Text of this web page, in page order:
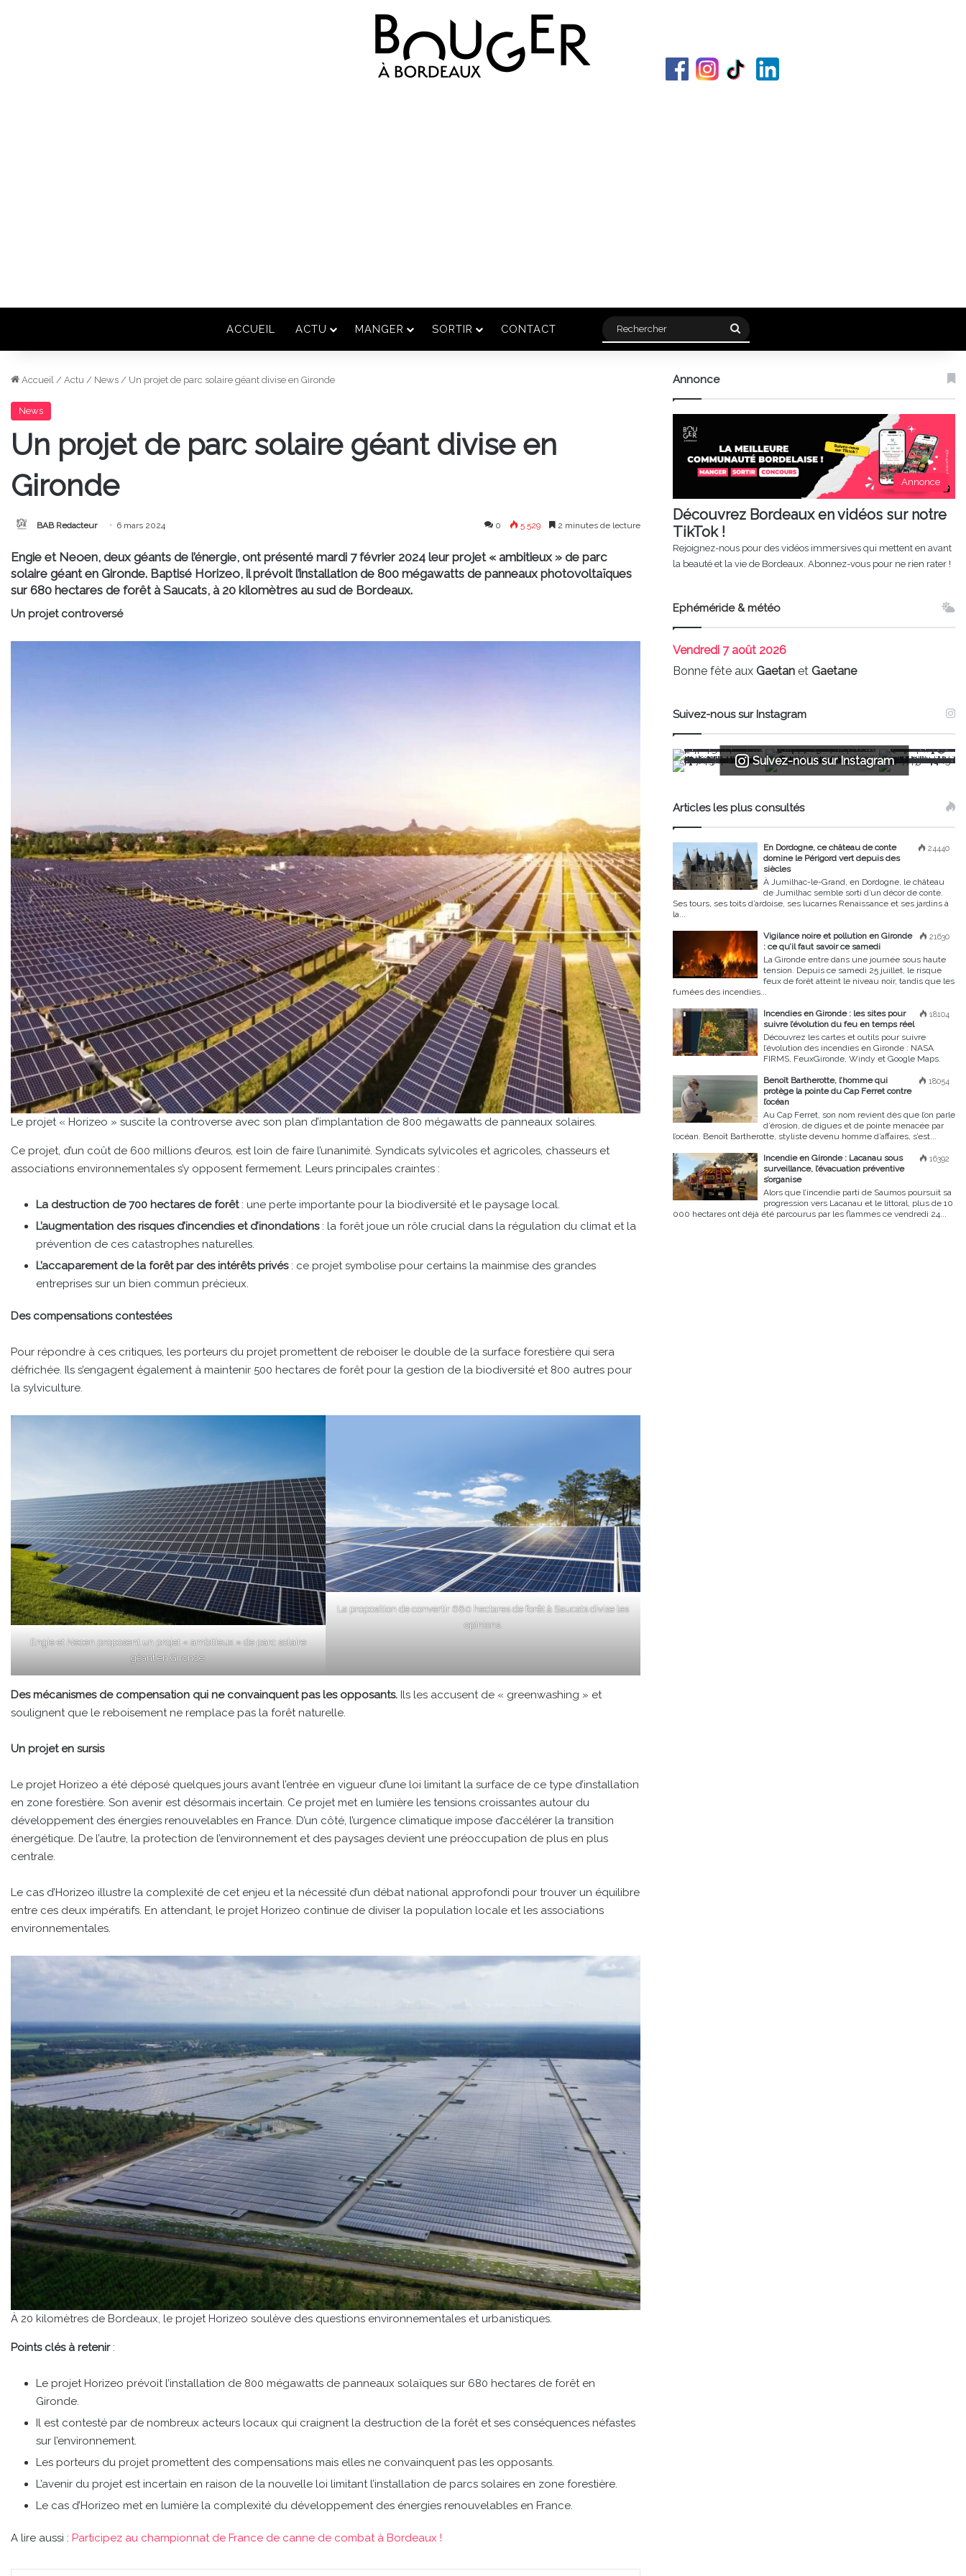
ACCUEIL ACTU MANGER SORTIR CONTACT Rechercher
Accueil / Actu / News / Un projet de parc solaire géant divise en Gironde
News
Un projet de parc solaire géant divise en
Gironde
BAB Redacteur 6 mars 2024 0 5 529 2 minutes de lecture
Engie et Neoen, deux géants de l’énergie, ont présenté mardi 7 février 2024 leur projet « ambitieux » de parc
solaire géant en Gironde. Baptisé Horizeo, il prévoit l’installation de 800 mégawatts de panneaux photovoltaïques
sur 680 hectares de forêt à Saucats, à 20 kilomètres au sud de Bordeaux.
Un projet controversé
Le projet « Horizeo » suscite la controverse avec son plan d’implantation de 800 mégawatts de panneaux solaires.
Ce projet, d’un coût de 600 millions d’euros, est loin de faire l’unanimité. Syndicats sylvicoles et agricoles, chasseurs et
associations environnementales s’y opposent fermement. Leurs principales craintes :
La destruction de 700 hectares de forêt: une perte importante pour la biodiversité et le paysage local.
L’augmentation des risques d’incendies et d’inondations: la forêt joue un rôle crucial dans la régulation du climat et la
prévention de ces catastrophes naturelles.
L’accaparement de la forêt par des intérêts privés: ce projet symbolise pour certains la mainmise des grandes
entreprises sur un bien commun précieux.
Des compensations contestées
Pour répondre à ces critiques, les porteurs du projet promettent de reboiser le double de la surface forestière qui sera
défrichée. Ils s’engagent également à maintenir 500 hectares de forêt pour la gestion de la biodiversité et 800 autres pour
la sylviculture.
Engie et Neoen proposent un projet « ambitieux » de parc solaire
géant en Gironde.
La proposition de convertir 680 hectares de forêt à Saucats divise les
opinions.
Des mécanismes de compensation qui ne convainquent pas les opposants. Ils les accusent de « greenwashing » et
soulignent que le reboisement ne remplace pas la forêt naturelle.
Un projet en sursis
Le projet Horizeo a été déposé quelques jours avant l’entrée en vigueur d’une loi limitant la surface de ce type d’installation
en zone forestière. Son avenir est désormais incertain. Ce projet met en lumière les tensions croissantes autour du
développement des énergies renouvelables en France. D’un côté, l’urgence climatique impose d’accélérer la transition
énergétique. De l’autre, la protection de l’environnement et des paysages devient une préoccupation de plus en plus
centrale.
Le cas d’Horizeo illustre la complexité de cet enjeu et la nécessité d’un débat national approfondi pour trouver un équilibre
entre ces deux impératifs. En attendant, le projet Horizeo continue de diviser la population locale et les associations
environnementales.
À 20 kilomètres de Bordeaux, le projet Horizeo soulève des questions environnementales et urbanistiques.
Points clés à retenir:
Le projet Horizeo prévoit l’installation de 800 mégawatts de panneaux solaïques sur 680 hectares de forêt en
Gironde.
Il est contesté par de nombreux acteurs locaux qui craignent la destruction de la forêt et ses conséquences néfastes
sur l’environnement.
Les porteurs du projet promettent des compensations mais elles ne convainquent pas les opposants.
L’avenir du projet est incertain en raison de la nouvelle loi limitant l’installation de parcs solaires en zone forestière.
Le cas d’Horizeo met en lumière la complexité du développement des énergies renouvelables en France.
A lire aussi : Participez au championnat de France de canne de combat à Bordeaux !
Annonce
Annonce
Découvrez Bordeaux en vidéos sur notre
TikTok !
Rejoignez-nous pour des vidéos immersives qui mettent en avant
la beauté et la vie de Bordeaux. Abonnez-vous pour ne rien rater !
Ephéméride & météo
Vendredi 7 août 2026
Bonne fête auxGaetan etGaetane
Suivez-nous sur Instagram
Suivez-nous sur Instagram
Articles les plus consultés
24440
En Dordogne, ce château de conte
domine le Périgord vert depuis des
siècles
À Jumilhac-le-Grand, en Dordogne, le château
de Jumilhac semble sorti d’un décor de conte.
Ses tours, ses toits d’ardoise, ses lucarnes Renaissance et ses jardins à
la...
21630
Vigilance noire et pollution en Gironde
: ce qu’il faut savoir ce samedi
La Gironde entre dans une journée sous haute
tension. Depuis ce samedi 25 juillet, le risque
feux de forêt atteint le niveau noir, tandis que les
fumées des incendies...
18104
Incendies en Gironde : les sites pour
suivre l’évolution du feu en temps réel
Découvrez les cartes et outils pour suivre
l’évolution des incendies en Gironde : NASA
FIRMS, FeuxGironde, Windy et Google Maps.
18054
Benoît Bartherotte, l’homme qui
protège la pointe du Cap Ferret contre
l’océan
Au Cap Ferret, son nom revient dès que l’on parle
d’érosion, de digues et de pointe menacée par
l’océan. Benoît Bartherotte, styliste devenu homme d’affaires, s’est...
16392
Incendie en Gironde : Lacanau sous
surveillance, l’évacuation préventive
s’organise
Alors que l’incendie parti de Saumos poursuit sa
progression vers Lacanau et le littoral, plus de 10
000 hectares ont déjà été parcourus par les flammes ce vendredi 24...